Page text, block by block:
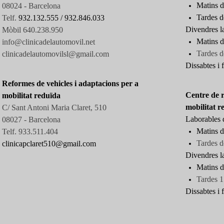
08024 - Barcelona
Telf. 932.132.555 /932.846.033
Mòbil 640.238.950
info@clinicadelautomovil.net
clinicadelautomovilsl@gmail.com
Reformes de vehicles i adaptacions per a
mobilitat reduïda
C/ Sant Antoni Maria Claret, 510
08027 - Barcelona
Telf. 933.511.404
clinicapclaret510@gmail.com
Matins
Tardes
Divendres
Matins
Tardes
Dissabtes i
Centre de
mobilitat
Laborables
Matins
Tardes
Divendres
Matins
Tardes
Dissabtes i